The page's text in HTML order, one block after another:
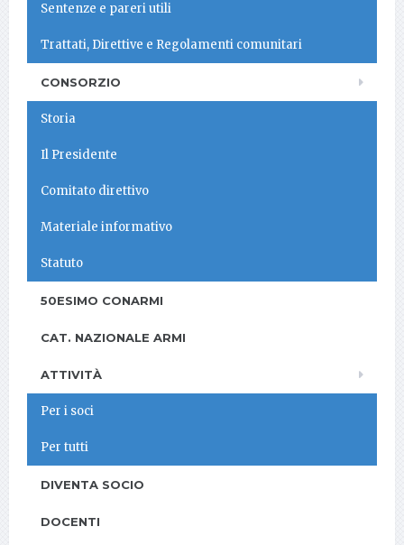
Sentenze e pareri utili
Trattati, Direttive e Regolamenti comunitari
CONSORZIO
Storia
Il Presidente
Comitato direttivo
Materiale informativo
Statuto
50ESIMO CONARMI
CAT. NAZIONALE ARMI
ATTIVITÀ
Per i soci
Per tutti
DIVENTA SOCIO
DOCENTI